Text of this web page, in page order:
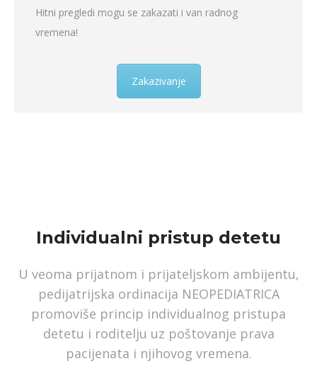
Hitni pregledi mogu se zakazati i van radnog
vremena!
Zakazivanje
Individualni pristup detetu
U veoma prijatnom i prijateljskom ambijentu,
pedijatrijska ordinacija NEOPEDIATRICA
promoviše princip individualnog pristupa
detetu i roditelju uz poštovanje prava
pacijenata i njihovog vremena.